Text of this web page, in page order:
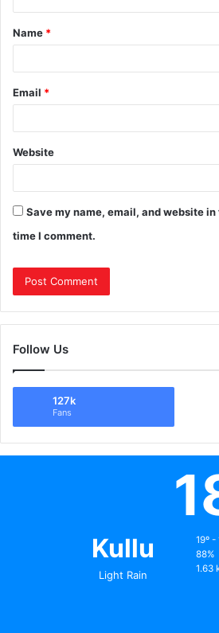
Name *
Email *
Website
Save my name, email, and website
time I comment.
Follow Us
127k
Fans
Kullu
Light Rain
19º -
88%
1.63